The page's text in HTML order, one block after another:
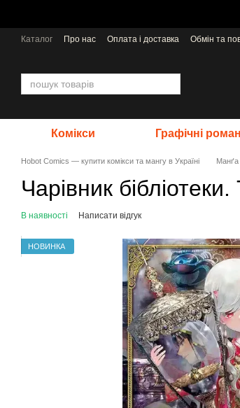
Каталог Про нас Оплата і доставка Обмін та
Комікси Графічні
Hobot Comics — купити комікси та мангу в Україні Манґа
Чарівник
В наявності Написати відгук
НОВИНКА